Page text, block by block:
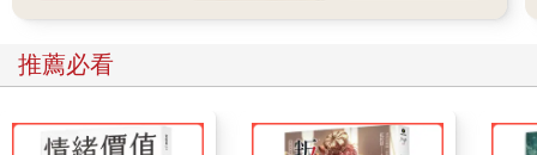
推薦必看